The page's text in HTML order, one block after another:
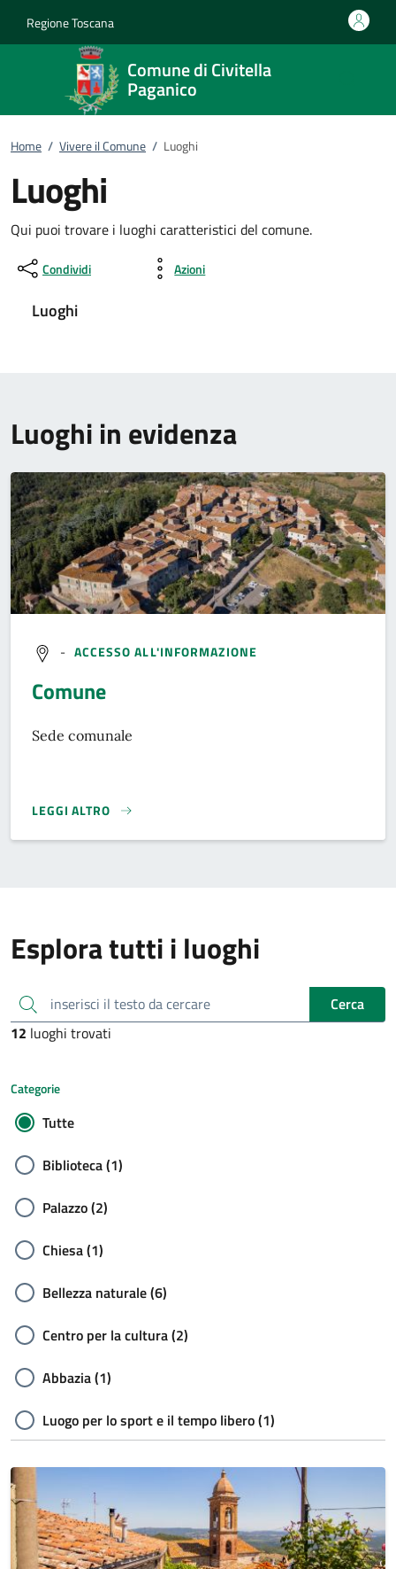
Regione Toscana
Comune di Civitella
Paganico
Home / Vivere il Comune / Luoghi
Luoghi
Qui puoi trovare i luoghi caratteristici del comune.
Condividi Azioni
Luoghi
Luoghi in evidenza
- ACCESSO ALL'INFORMAZIONE
Comune
Sede comunale
LEGGI ALTRO
}
Esplora tutti i luoghi
inserisci il testo da cercare
Cerca
12 luoghi trovati
Categorie
Tutte
Biblioteca (1)
Palazzo (2)
Chiesa (1)
Bellezza naturale (6)
Centro per la cultura (2)
Abbazia (1)
Luogo per lo sport e il tempo libero (1)